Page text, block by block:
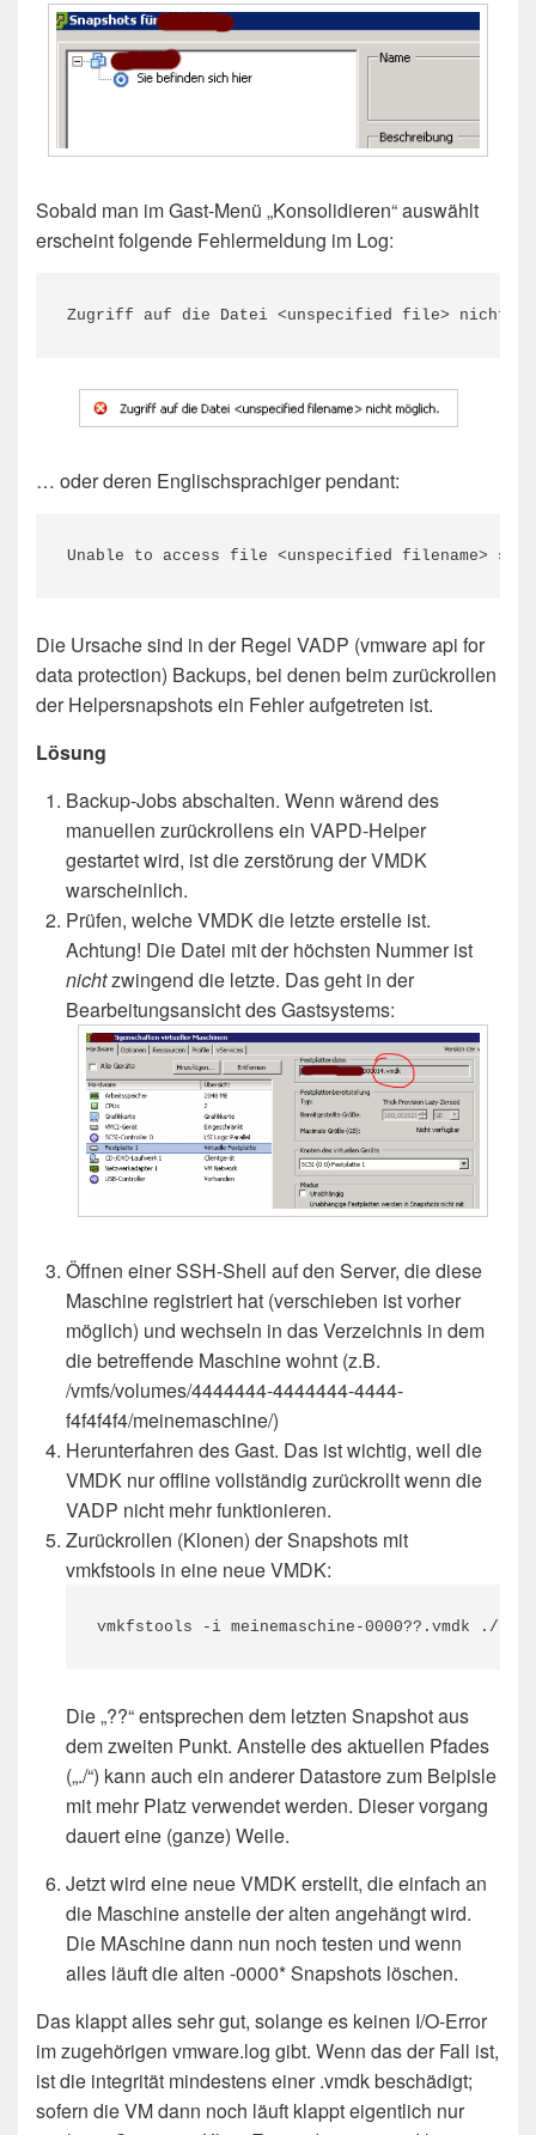
Sobald man im Gast-Menü „Konsolidieren“ auswählt
erscheint folgende Fehlermeldung im Log:
Zugriff auf die Datei <unspecified file> nicht
… oder deren Englischsprachiger pendant:
Unable to access file <unspecified filename>
Die Ursache sind in der Regel VADP (vmware api for
data protection) Backups, bei denen beim zurückrollen
der Helpersnapshots ein Fehler aufgetreten ist.
Lösung
Backup-Jobs abschalten. Wenn wärend des
manuellen zurückrollens ein VAPD-Helper
gestartet wird, ist die zerstörung der VMDK
warscheinlich.
Prüfen, welche VMDK die letzte erstelle ist.
Achtung! Die Datei mit der höchsten Nummer ist
nichtzwingend die letzte. Das geht in der
Bearbeitungsansicht des Gastsystems:
Öffnen einer SSH-Shell auf den Server, die diese
Maschine registriert hat (verschieben ist vorher
möglich) und wechseln in das Verzeichnis in dem
die betreffende Maschine wohnt (z.B.
/vmfs/volumes/4444444-4444444-4444-
f4f4f4f4/meinemaschine/)
Herunterfahren des Gast. Das ist wichtig, weil die
VMDK nur offline vollständig zurückrollt wenn die
VADP nicht mehr funktionieren.
Zurückrollen (Klonen) der Snapshots mit
vmkfstools in eine neue VMDK:
vmkfstools -i meinemaschine-0000??.vmdk ./
Die „??“ entsprechen dem letzten Snapshot aus
dem zweiten Punkt. Anstelle des aktuellen Pfades
(„./“) kann auch ein anderer Datastore zum Beipisle
mit mehr Platz verwendet werden. Dieser vorgang
dauert eine (ganze) Weile.
Jetzt wird eine neue VMDK erstellt, die einfach an
die Maschine anstelle der alten angehängt wird.
Die MAschine dann nun noch testen und wenn
alles läuft die alten -0000* Snapshots löschen.
Das klappt alles sehr gut, solange es keinen I/O-Error
im zugehörigen vmware.log gibt. Wenn das der Fall ist,
ist die integrität mindestens einer .vmdk beschädigt;
sofern die VM dann noch läuft klappt eigentlich nur